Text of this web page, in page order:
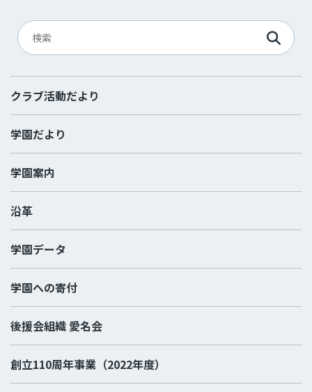
クラブ活動だより
学園だより
学園案内
沿革
学園データ
学園への寄付
後援会組織 愛名会
創立110周年事業（2022年度）